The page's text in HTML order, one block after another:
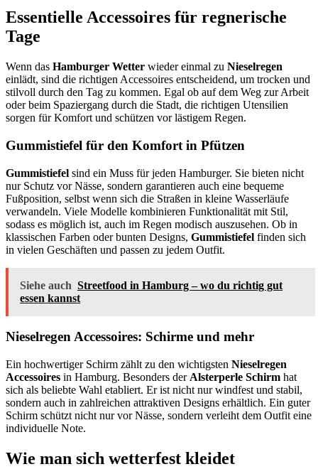
Essentielle Accessoires für regnerische
Tage
Wenn das Hamburger Wetter wieder einmal zu Nieselregen
einlädt, sind die richtigen Accessoires entscheidend, um trocken und
stilvoll durch den Tag zu kommen. Egal ob auf dem Weg zur Arbeit
oder beim Spaziergang durch die Stadt, die richtigen Utensilien
sorgen für Komfort und schützen vor lästigem Regen.
Gummistiefel für den Komfort in Pfützen
Gummistiefel sind ein Muss für jeden Hamburger. Sie bieten nicht
nur Schutz vor Nässe, sondern garantieren auch eine bequeme
Fußposition, selbst wenn sich die Straßen in kleine Wasserläufe
verwandeln. Viele Modelle kombinieren Funktionalität mit Stil,
sodass es möglich ist, auch im Regen modisch auszusehen. Ob in
klassischen Farben oder bunten Designs, Gummistiefel finden sich
in vielen Geschäften und passen zu jedem Outfit.
Siehe auch Streetfood in Hamburg – wo du richtig gut
essen kannst
Nieselregen Accessoires: Schirme und mehr
Ein hochwertiger Schirm zählt zu den wichtigsten Nieselregen
Accessoires in Hamburg. Besonders der Alsterperle Schirm hat
sich als beliebte Wahl etabliert. Er ist nicht nur windfest und stabil,
sondern auch in zahlreichen attraktiven Designs erhältlich. Ein guter
Schirm schützt nicht nur vor Nässe, sondern verleiht dem Outfit eine
individuelle Note.
Wie man sich wetterfest kleidet